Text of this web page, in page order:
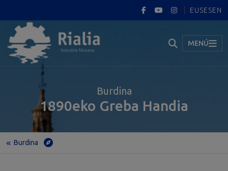
EUSESEN
MENÚ
Burdina
1890eko Greba Handia
Burdina